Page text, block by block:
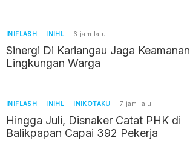
INIFLASH INIHL 6 jam lalu
Sinergi Di Kariangau Jaga Keamanan
Lingkungan Warga
INIFLASH INIHL INIKOTAKU 7 jam lalu
Hingga Juli, Disnaker Catat PHK di
Balikpapan Capai 392 Pekerja